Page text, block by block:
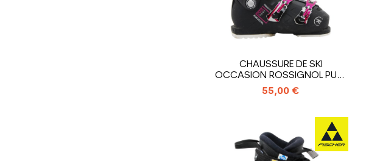
CHAUSSURE DE SKI
OCCASION ROSSIGNOL PURE
COMFORT
55,00 €